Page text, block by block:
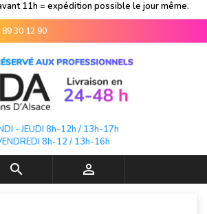
11h = expédition possible le jour même.
89 30 12 90
- JEUDI 8h-12h / 13h-17h
8h-12 / 13h-16h
 